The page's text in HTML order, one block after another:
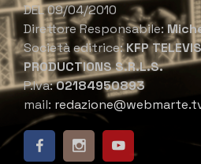
DEL 09/04/2010
Direttore Responsabile:
Società editrice:KFP
PRODUCTIONS S.R.L.S.
P.Iva:02184950893
mail: